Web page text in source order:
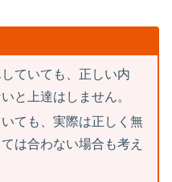
ていても、正しい内
と上達はしません。
ても、実際は正しく無
は合わない場合も考え